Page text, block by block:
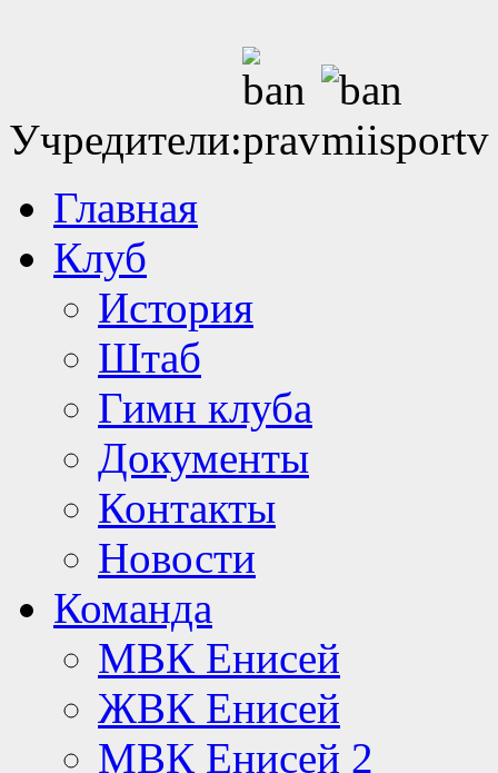
Учредители:
Главная
Клуб
История
Штаб
Гимн клуба
Документы
Контакты
Новости
Команда
МВК Енисей
ЖВК Енисей
МВК Енисей 2